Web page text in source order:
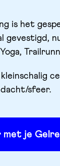
is het
gevestigd,
sfeer.
met je